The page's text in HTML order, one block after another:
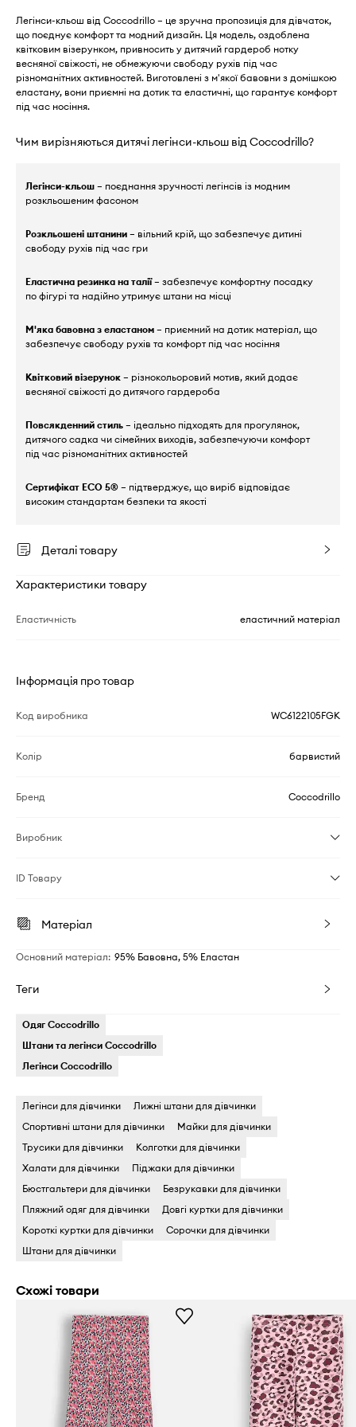
Легінси-кльош від Coccodrillo – це зручна пропозиція для дівчаток,
що поєднує комфорт та модний дизайн. Ця модель, оздоблена
квітковим візерунком, привносить у дитячий гардероб нотку
весняної свіжості, не обмежуючи свободу рухів під час
різноманітних активностей. Виготовлені з м'якої бавовни з домішкою
еластану, вони приємні на дотик та еластичні, що гарантує комфорт
під час носіння.
Чим вирізняються дитячі легінси-кльош від Coccodrillo?
Легінси-кльош – поєднання зручності легінсів із модним
розкльошеним фасоном
Розкльошені штанини – вільний крій, що забезпечує дитині
свободу рухів під час гри
Еластична резинка на талії– забезпечує комфортну посадку
по фігурі та надійно утримує штани на місці
М'яка бавовна з еластаном – приємний на дотик матеріал, що
забезпечує свободу рухів та комфорт під час носіння
Квітковий візерунок – різнокольоровий мотив, який додає
весняної свіжості до дитячого гардероба
Повсякденний стиль – ідеально підходять для прогулянок,
дитячого садка чи сімейних виходів, забезпечуючи комфорт
під час різноманітних активностей
Сертифікат ECO 5® – підтверджує, що виріб відповідає
високим стандартам безпеки та якості
Деталі товару
Характеристики товару
Еластичність еластичний матеріал
Інформація про товар
Код виробника WC6122105FGK
Колір барвистий
Бренд Coccodrillo
Виробник
ID Товару
Матеріал
Основний матеріал: 95% Бавовна, 5% Еластан
Теги
Одяг Coccodrillo
Штани та легінси Coccodrillo
Легінси Coccodrillo
Легінси для дівчинки
Лижні штани для дівчинки
Спортивні штани для дівчинки
Майки для дівчинки
Трусики для дівчинки
Колготки для дівчинки
Халати для дівчинки
Піджаки для дівчинки
Бюстгальтери для дівчинки
Безрукавки для дівчинки
Пляжний одяг для дівчинки
Довгі куртки для дівчинки
Короткі куртки для дівчинки
Сорочки для дівчинки
Штани для дівчинки
Схожі товари